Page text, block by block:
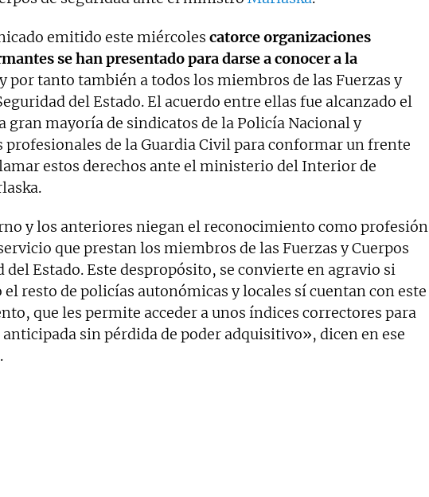
emitido este miércoles catorce organizaciones
se han presentado para darse a conocer a la
por tanto también a todos los miembros de las Fuerzas y
del Estado. El acuerdo entre ellas fue alcanzado el
gran mayoría de sindicatos de la Policía Nacional y
profesionales de la Guardia Civil para conformar un frente
estos derechos ante el ministerio del Interior de
y los anteriores niegan el reconocimiento como profesión
que prestan los miembros de las Fuerzas y Cuerpos
del Estado. Este despropósito, se convierte en agravio si
el resto de policías autonómicas y locales sí cuentan con este
que les permite acceder a unos índices correctores para
sin pérdida de poder adquisitivo», dicen en ese